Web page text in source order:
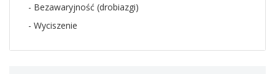
- Bezawaryjność (drobiazgi)
- Wyciszenie